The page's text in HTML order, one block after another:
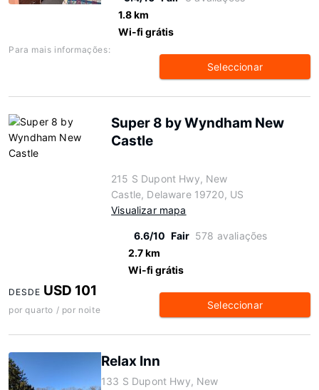
1.8 km
Wi-fi grátis
Para mais informações:
Seleccionar
Super 8 by Wyndham New
Castle
215 S Dupont Hwy, New
Castle, Delaware 19720, US
Visualizar mapa
6.6/10 Fair 578 avaliações
2.7 km
Wi-fi grátis
DESDE USD 101
por quarto / por noite Seleccionar
Relax Inn
133 S Dupont Hwy, New